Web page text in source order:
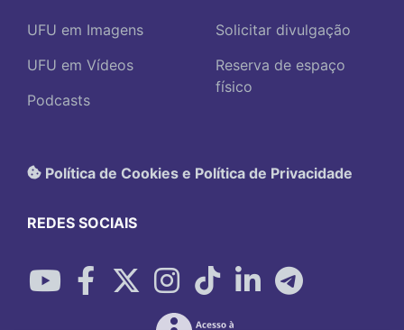
UFU em Imagens
UFU em Vídeos
Podcasts
Solicitar divulgação
Reserva de espaço
físico
Política de Cookies e Política de Privacidade
REDES SOCIAIS